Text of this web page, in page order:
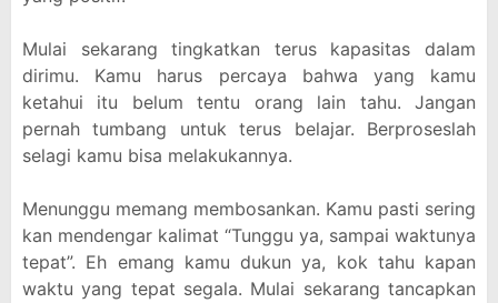
Mulai sekarang tingkatkan terus kapasitas dalam
dirimu. Kamu harus percaya bahwa yang kamu
ketahui itu belum tentu orang lain tahu. Jangan
pernah tumbang untuk terus belajar. Berproseslah
selagi kamu bisa melakukannya.
Menunggu memang membosankan. Kamu pasti sering
kan mendengar kalimat “Tunggu ya, sampai waktunya
tepat”. Eh emang kamu dukun ya, kok tahu kapan
waktu yang tepat segala. Mulai sekarang tancapkan